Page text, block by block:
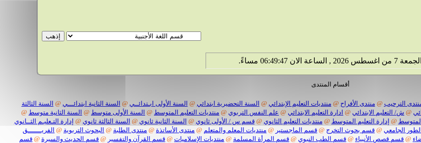
الجمعة 7 من اغسطس 2026 , الساعة الان 06:49:48 مساءً.
أقسام المنتدى
الترحيب @ منتدى الأفراح @ منتديات التعليم الإبتدائي @ السنة التحضيرية ابتدائي @ السنة الأولى ابـتدائــي @ السنة الثانية ابتدائـــي @ السنة الثالثة
@ ش/ التعليم الابتدائي @ ادارة التعليم الابتدائي @ علم النفس التربوي @ منتديات التعليم المتوسط @ السنة الأولى متوسط @ السنة الثانية متوسط @
@ إدارة التعليم المتوسط @ منتديات التعليم الثانوي @قسم س / الأولى ثانوي @ السنة الثانية ثانوي @ السنة الثالثة ثانوي @ إدارة التـعليـم الثــانوي
الجامعي @ قسم بحوث التخرج @ قسم الماجستير @ منتديات المعلم والمتعلم @ منتدى الأساتذة @ منتدى الطلبة @ البحوث التربوية @ الفريـــــــق
@ قسم قصص الأنبياء @ قسم الطب النبوي @ قسم المرأة المسلمة @ منتديات الإسلاميات @ قسم القرآن والتفسير @ قسم الحديث والسيرة @ قسم